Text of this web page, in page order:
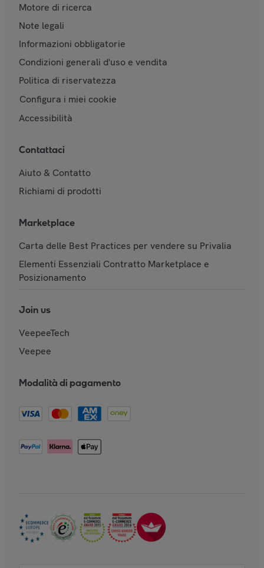
Motore di ricerca
Note legali
Informazioni obbligatorie
Condizioni generali d'uso e vendita
Politica di riservatezza
Configura i miei cookie
Accessibilità
Contattaci
Aiuto & Contatto
Richiami di prodotti
Marketplace
Carta delle Best Practices per vendere su Privalia
Elementi Essenziali Contratto Marketplace e
Posizionamento
Join us
VeepeeTech
Veepee
Modalità di pagamento